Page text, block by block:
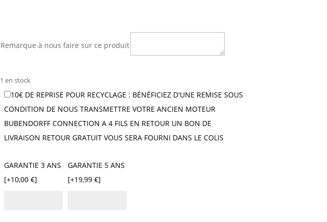
Remarque à nous faire sur ce produit
1 en stock
10€ DE REPRISE POUR RECYCLAGE : BÉNÉFICIEZ D'UNE REMISE SOUS
CONDITION DE NOUS TRANSMETTRE VOTRE ANCIEN MOTEUR
BUBENDORFF CONNECTION A 4 FILS EN RETOUR UN BON DE
LIVRAISON RETOUR GRATUIT VOUS SERA FOURNI DANS LE COLIS
GARANTIE 3 ANS
[+10,00 €]
GARANTIE 5 ANS
[+19,99 €]